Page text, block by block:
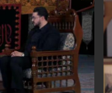
لا تقتصر زيارة الإمام